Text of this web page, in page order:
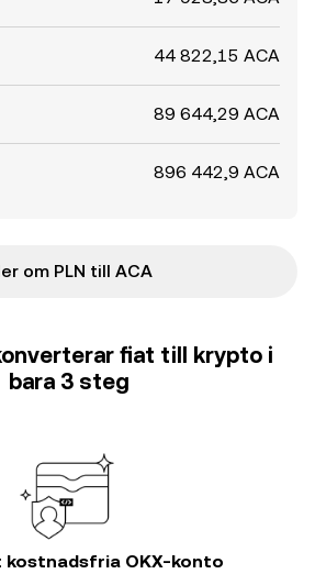
44 822,15 ACA
89 644,29 ACA
896 442,9 ACA
om PLN till ACA
fiat till krypto i
bara 3 steg
kostnadsfria OKX-konto